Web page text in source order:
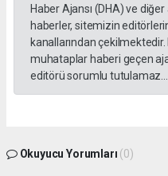
Haber Ajansı (DHA) ve
haberler, sitemizin
kanallarından
muhataplar haberi geçen
editörü sorumlu tutulamaz...
Okuyucu Yorumları (0)